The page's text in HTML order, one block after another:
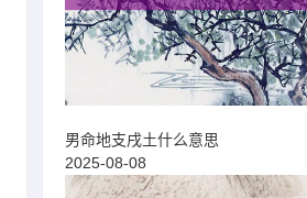
男命地支戌土什么意思
2025-08-08